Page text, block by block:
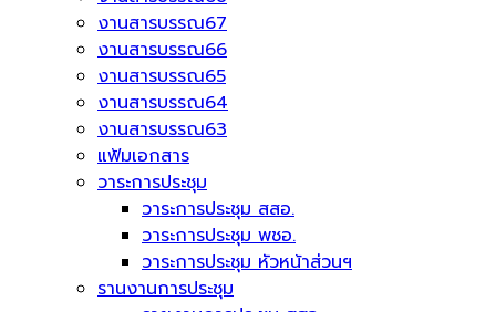
งานสารบรรณ67
งานสารบรรณ66
งานสารบรรณ65
งานสารบรรณ64
งานสารบรรณ63
แฟ้มเอกสาร
วาระการประชุม
วาระการประชุม สสอ.
วาระการประชุม พชอ.
วาระการประชุม หัวหน้าส่วนฯ
รานงานการประชุม